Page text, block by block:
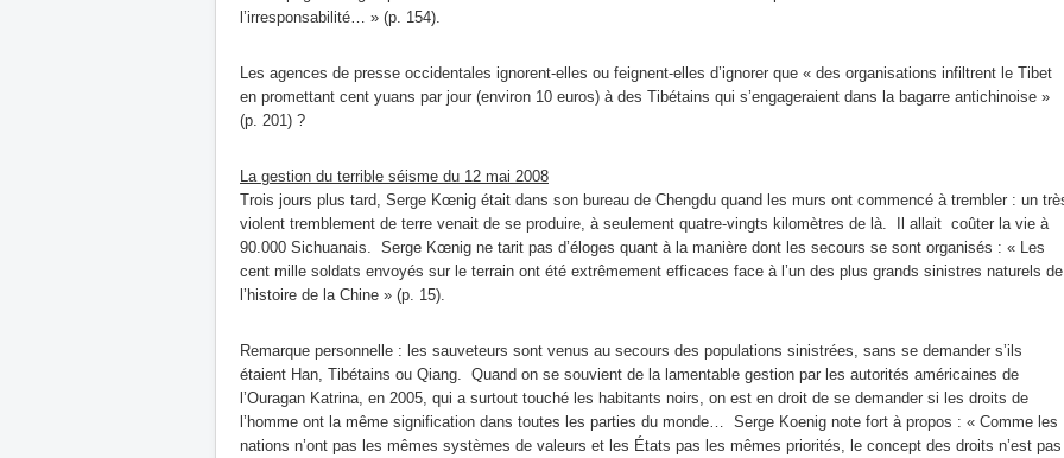
l’irresponsabilité… » (p. 154).
Les agences de presse occidentales ignorent-elles ou feignent-elles d’ignorer que « des organisations infiltrent le Tibet
en promettant cent yuans par jour (environ 10 euros) à des Tibétains qui s’engageraient dans la bagarre antichinoise »
(p. 201) ?
La gestion du terrible séisme du 12 mai 2008
Trois jours plus tard, Serge Kœnig était dans son bureau de Chengdu quand les murs ont commencé à trembler : un
violent tremblement de terre venait de se produire, à seulement quatre-vingts kilomètres de là. Il allait coûter la vie à
90.000 Sichuanais. Serge Kœnig ne tarit pas d’éloges quant à la manière dont les secours se sont organisés : « Les
cent mille soldats envoyés sur le terrain ont été extrêmement efficaces face à l’un des plus grands sinistres naturels de
l’histoire de la Chine » (p. 15).
Remarque personnelle : les sauveteurs sont venus au secours des populations sinistrées, sans se demander s’ils
étaient Han, Tibétains ou Qiang. Quand on se souvient de la lamentable gestion par les autorités américaines de
l’Ouragan Katrina, en 2005, qui a surtout touché les habitants noirs, on est en droit de se demander si les droits de
l’homme ont la même signification dans toutes les parties du monde… Serge Koenig note fort à propos : « Comme les
nations n’ont pas les mêmes systèmes de valeurs et les États pas les mêmes priorités, le concept des droits n’est pas